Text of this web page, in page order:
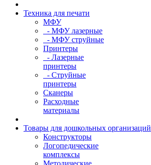
Техника для печати
МФУ
- МФУ лазерные
- МФУ струйные
Принтеры
- Лазерные
принтеры
- Струйные
принтеры
Сканеры
Расходные
материалы
Товары для дошкольных организаций
Конструкторы
Логопедические
комплексы
Методические